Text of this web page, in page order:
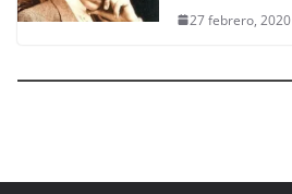
27 febrero, 2020